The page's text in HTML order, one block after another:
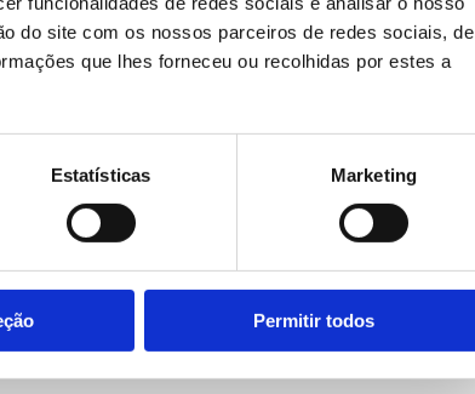
do site com os nossos parceiros de redes sociais, de
que lhes forneceu ou recolhidas por estes a
Estatísticas Marketing
Permitir todos